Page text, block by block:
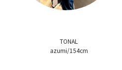
TONAL
azumi/154cm